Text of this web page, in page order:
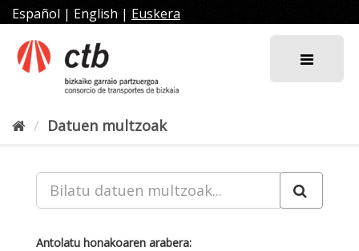
Joan
edukira
Español | English | Euskera
Datuen multzoak
Antolatu honakoaren arabera